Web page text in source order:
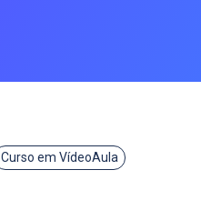
Curso em VídeoAula